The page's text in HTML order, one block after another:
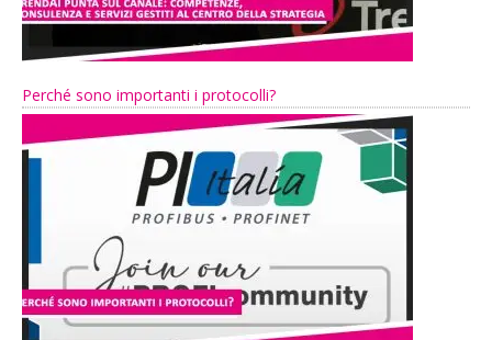
Perché sono importanti i protocolli?